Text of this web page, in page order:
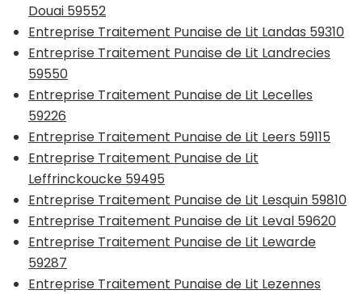
Douai 59552
Entreprise Traitement Punaise de Lit Landas 59310
Entreprise Traitement Punaise de Lit Landrecies
59550
Entreprise Traitement Punaise de Lit Lecelles
59226
Entreprise Traitement Punaise de Lit Leers 59115
Entreprise Traitement Punaise de Lit
Leffrinckoucke 59495
Entreprise Traitement Punaise de Lit Lesquin 59810
Entreprise Traitement Punaise de Lit Leval 59620
Entreprise Traitement Punaise de Lit Lewarde
59287
Entreprise Traitement Punaise de Lit Lezennes